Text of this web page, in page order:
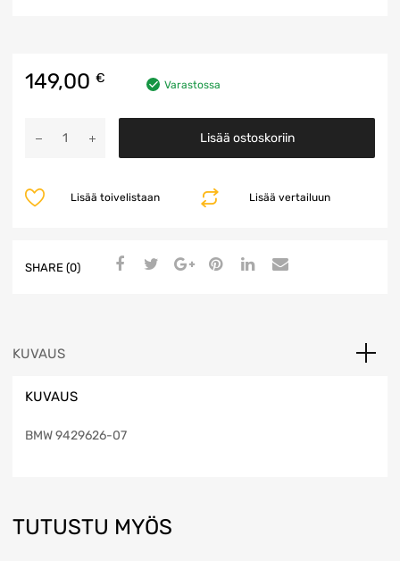
149,00 € Varastossa
Johtosarja
Lisää ostoskoriin
Lisää vertailuun
Lisää toivelistaan
SHARE (0)
KUVAUS
KUVAUS
BMW 9429626-07
TUTUSTU MYÖS